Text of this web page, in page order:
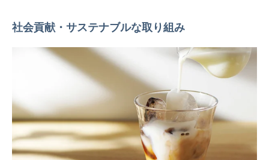
社会貢献・サステナブルな取り組み